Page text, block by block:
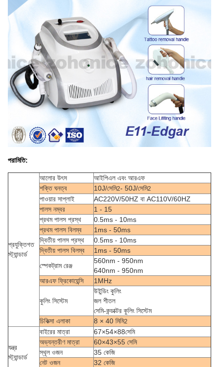
পরামিতি:
প্রযুক্তিগত
স্ট্যান্ডার্ড
আলোর উৎস
আইপিএল এবং আরএফ
শক্তি ঘনত্ব
10J/সেমি2- 50J/সেমি2
পাওয়ার সাপ্লাই
AC220V/50HZ বা AC110V/60HZ
পালস নম্বর
1 - 15
প্রথম পালস প্রস্থ
0.5ms - 10ms
প্রথম পালস বিলম্ব
1ms - 50ms
দ্বিতীয় পালস প্রস্থ
0.5ms - 10ms
দ্বিতীয় পালস বিলম্ব
1ms - 50ms
স্পেকট্রাম রেঞ্জ
560nm - 950nm
640nm - 950nm
আরএফ ফ্রিকোয়েন্সি
1MHz
কুলিং সিস্টেম
উইন্ডিং কুলিং
জল শীতল
সেমি-কন্ডাক্টর কুলিং সিস্টেম
চিকিত্সা এলাকা
8 × 40 মিমি2
যন্ত্র
স্ট্যান্ডার্ড
বাইরের মাত্রা
67×54×88সেমি
অভ্যন্তরীণ মাত্রা
60×43×55 সেমি
স্থূল ওজন
35 কেজি
নেট ওজন
32 কেজি